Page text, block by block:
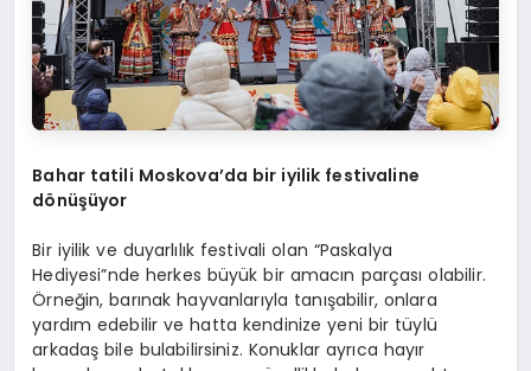
Bahar tatili Moskova’da bir iyilik festivaline
dönüşüyor
Bir iyilik ve duyarlılık festivali olan “Paskalya
Hediyesi”nde herkes büyük bir amacın parçası olabilir.
Örneğin, barınak hayvanlarıyla tanışabilir, onlara
yardım edebilir ve hatta kendinize yeni bir tüylü
arkadaş bile bulabilirsiniz. Konuklar ayrıca hayır